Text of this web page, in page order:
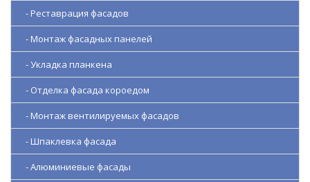
- Реставрация фасадов
- Монтаж фасадных панелей
- Укладка планкена
- Отделка фасада короедом
- Монтаж вентилируемых фасадов
- Шпаклевка фасада
- Алюминиевые фасады